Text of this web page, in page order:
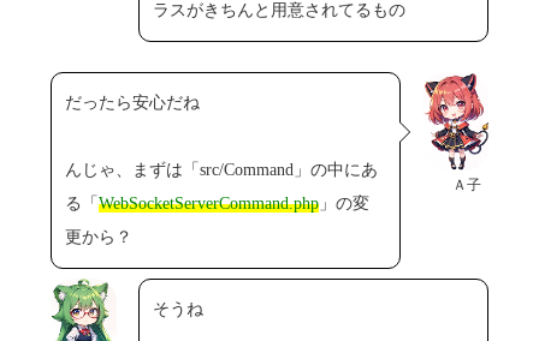
ラスがきちんと用意されてるもの
Ａ子
だったら安心だね
んじゃ、まずは「src/Command」の中にあ
る「WebSocketServerCommand.php 」の変
更から？
そうね